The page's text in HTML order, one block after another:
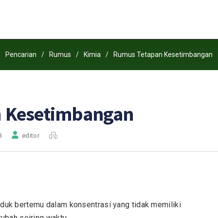
Pencarian / Rumus / Kimia / Rumus Tetapan Kesetimbangan
Kesetimbangan
editor
bertemu dalam konsentrasi yang tidak memiliki